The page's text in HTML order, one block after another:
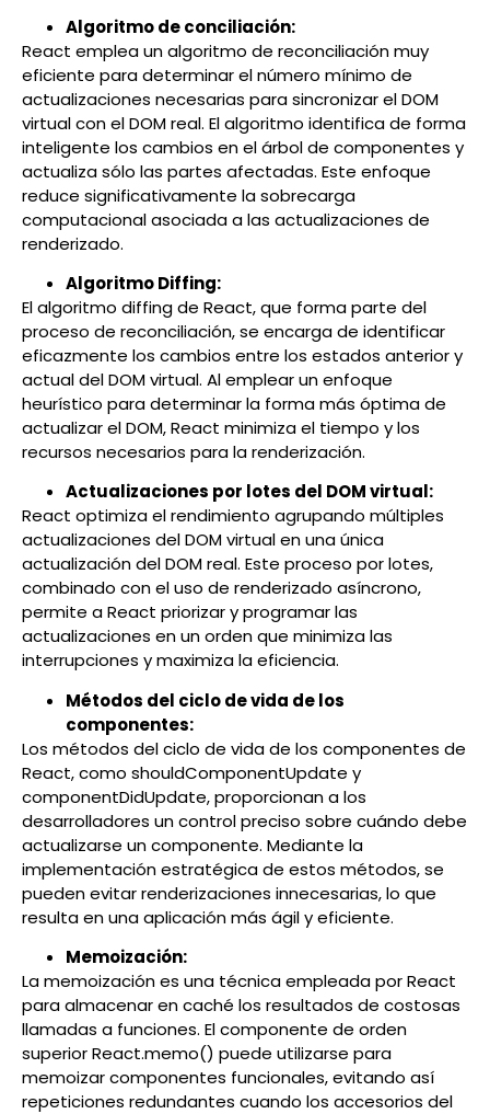
Algoritmo de conciliación:
React emplea un algoritmo de reconciliación muy
eficiente para determinar el número mínimo de
actualizaciones necesarias para sincronizar el DOM
virtual con el DOM real. El algoritmo identifica de forma
inteligente los cambios en el árbol de componentes y
actualiza sólo las partes afectadas. Este enfoque
reduce significativamente la sobrecarga
computacional asociada a las actualizaciones de
renderizado.
Algoritmo Diffing:
El algoritmo diffing de React, que forma parte del
proceso de reconciliación, se encarga de identificar
eficazmente los cambios entre los estados anterior y
actual del DOM virtual. Al emplear un enfoque
heurístico para determinar la forma más óptima de
actualizar el DOM, React minimiza el tiempo y los
recursos necesarios para la renderización.
Actualizaciones por lotes del DOM virtual:
React optimiza el rendimiento agrupando múltiples
actualizaciones del DOM virtual en una única
actualización del DOM real. Este proceso por lotes,
combinado con el uso de renderizado asíncrono,
permite a React priorizar y programar las
actualizaciones en un orden que minimiza las
interrupciones y maximiza la eficiencia.
Métodos del ciclo de vida de los
componentes:
Los métodos del ciclo de vida de los componentes de
React, como shouldComponentUpdate y
componentDidUpdate, proporcionan a los
desarrolladores un control preciso sobre cuándo debe
actualizarse un componente. Mediante la
implementación estratégica de estos métodos, se
pueden evitar renderizaciones innecesarias, lo que
resulta en una aplicación más ágil y eficiente.
Memoización:
La memoización es una técnica empleada por React
para almacenar en caché los resultados de costosas
llamadas a funciones. El componente de orden
superior React.memo() puede utilizarse para
memoizar componentes funcionales, evitando así
repeticiones redundantes cuando los accesorios del